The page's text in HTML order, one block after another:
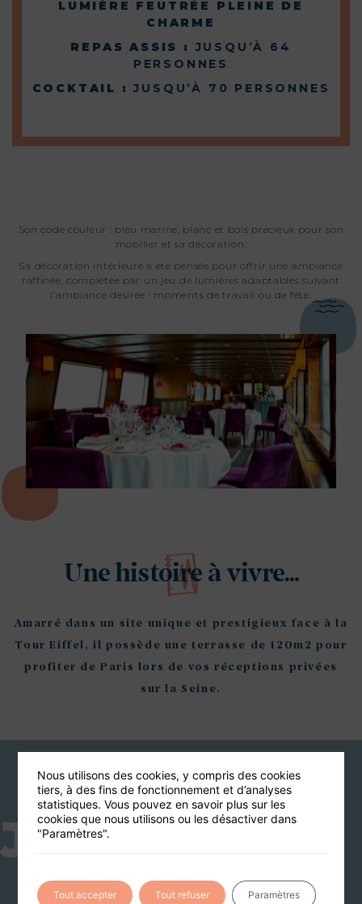
LUMIÈRE FEUTRÉE PLEINE DE
CHARME
REPAS ASSIS : JUSQU’À 64
PERSONNES
COCKTAIL :JUSQU’À 70 PERSONNES
Son code couleur : bleu marine, blanc et bois précieux pour son
mobilier et sa décoration.
Sa décoration intérieure a été pensée pour offrir une ambiance
raffinée, complétée par un jeu de lumières adaptables suivant
l’ambiance désirée : moments de travail ou de fête.
Une histoire à vivre...
Amarré dans un site unique et prestigieux face à la
Tour Eiffel, il possède une terrasse de 120m2 pour
profiter de Paris lors de vos réceptions privées
sur la Seine.
Vous aimerez aussi
J12
Nous utilisons des cookies, y compris des cookies
tiers, à des fins de fonctionnement et d’analyses
statistiques. Vous pouvez en savoir plus sur les
cookies que nous utilisons ou les désactiver dans
"Paramètres".
Tout accepter Tout refuser Paramètres